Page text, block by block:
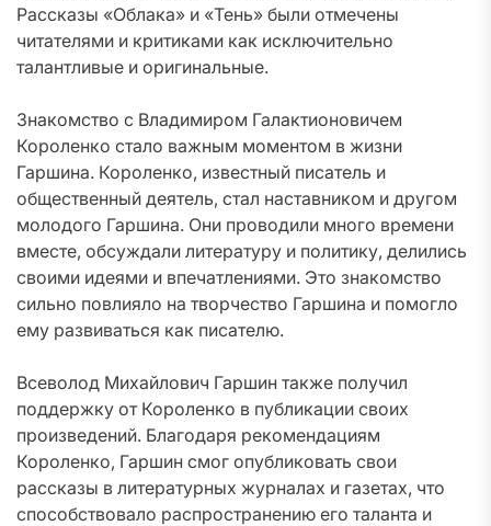
Рассказы «Облака» и «Тень» были отмечены
читателями и критиками как исключительно
талантливые и оригинальные.
Знакомство с Владимиром Галактионовичем
Короленко стало важным моментом в жизни
Гаршина. Короленко, известный писатель и
общественный деятель, стал наставником и другом
молодого Гаршина. Они проводили много времени
вместе, обсуждали литературу и политику, делились
своими идеями и впечатлениями. Это знакомство
сильно повлияло на творчество Гаршина и помогло
ему развиваться как писателю.
Всеволод Михайлович Гаршин также получил
поддержку от Короленко в публикации своих
произведений. Благодаря рекомендациям
Короленко, Гаршин смог опубликовать свои
рассказы в литературных журналах и газетах, что
способствовало распространению его таланта и